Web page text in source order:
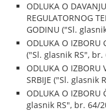
ODLUKA O
REGULATORNOG
GODINU ("Sl.
ODLUKA O IZBORU
("Sl. glasnik RS", br.
ODLUKA O IZBORU
SRBIJE ("Sl. glasnik
ODLUKA O IZBORU
glasnik RS", br. 64/